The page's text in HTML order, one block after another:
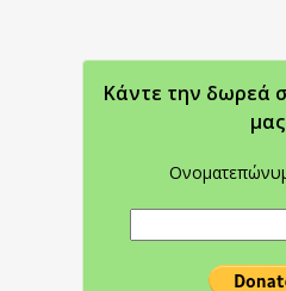
Κάντε την δωρεά
μας